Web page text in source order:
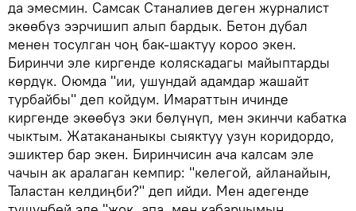
да эмесмин. Самсак Станалиев деген журналист
экөөбүз ээрчишип алып бардык. Бетон дубал
менен тосулган чоң бак-шактуу короо экен.
Биринчи эле киргенде коляскадагы майыптарды
көрдүк. Оюмда "ии, ушундай адамдар жашайт
турбайбы" деп койдум. Имараттын ичинде
киргенде экөөбүз эки бөлүнүп, мен экинчи кабатка
чыктым. Жатакананыкы сыяктуу узун коридордо,
эшиктер бар экен. Биринчисин ача калсам эле
чачын ак аралаган кемпир: "келегой, айланайын,
Таластан келдиңби?" деп ийди. Мен адегенде